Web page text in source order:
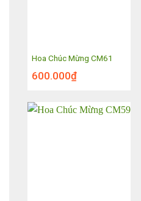
Hoa Chúc Mừng CM61
600.000₫